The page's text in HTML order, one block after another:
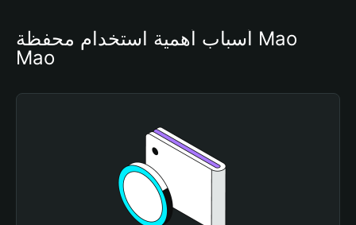
أسباب أهمية استخدام محفظة Mao
Mao